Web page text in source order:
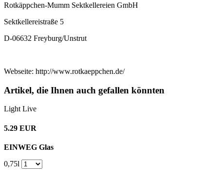
Rotkäppchen-Mumm Sektkellereien GmbH
Sektkellereistraße 5
D-06632 Freyburg/Unstrut
Webseite: http://www.rotkaeppchen.de/
Artikel, die Ihnen auch gefallen könnten
Light Live
5.29 EUR
EINWEG Glas
0,75l